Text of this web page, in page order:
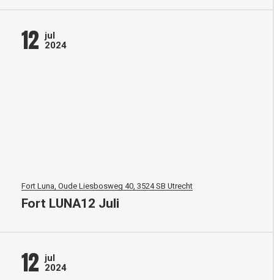
12 jul
2024
Fort Luna, Oude Liesbosweg 40, 3524 SB Utrecht
Fort LUNA12 Juli
12 jul
2024